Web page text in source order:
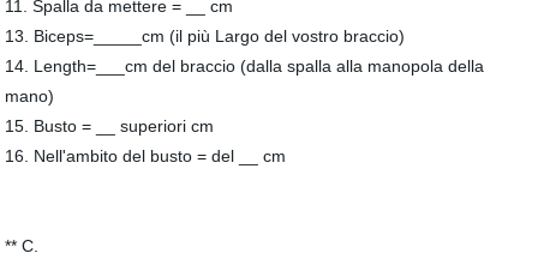
11. Spalla da mettere = __ cm
13. Biceps=_____cm (il più Largo del vostro braccio)
14. Length=___cm del braccio (dalla spalla alla manopola della
mano)
15. Busto = __ superiori cm
16. Nell'ambito del busto = del __ cm
** C.